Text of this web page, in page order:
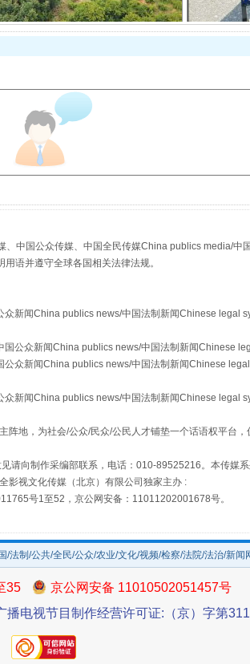
最大的光氢储一体化项目
中国公众传媒、中国全民传媒China publics media/
语并遵守全球各国相关法律法规。
新闻China publics news/中国法制新闻Chinese legal
公众新闻China publics news/中国法制新闻Chinese
众新闻China publics news/中国法制新闻Chinese
新闻China publics news/中国法制新闻Chinese legal
地，为社会/公众/民众/公民人才铺垫一个话语权平台
请向制作采编部联系，电话：010-89525216。本传媒
影视文化传媒（北京）有限公司独家主办 :
号1至52，京公网安备：11011202001678号。
/法制/公共/全民/公众/农业/文化/视频/检察/法院/法治/新闻
35
京公网安备 11010502051457号
播电视节目制作经营许可证:（京）字第